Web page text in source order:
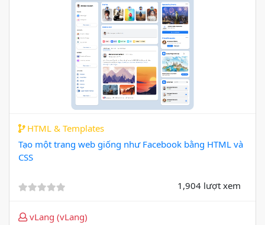
HTML & Templates
Tạo một trang web giống như Facebook bằng HTML và
CSS
1,904 lượt xem
vLang (vLang)